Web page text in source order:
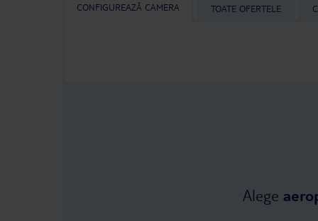
CONFIGUREAZĂ CAMERA TOATE OFERTELE
Alege